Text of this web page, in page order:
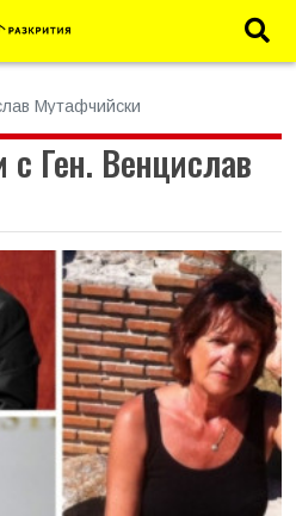
Мутафчийски
с Ген. Венцислав